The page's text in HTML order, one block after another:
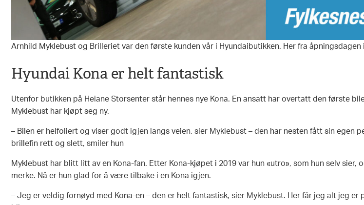
Arnhild Myklebust og Brilleriet var den første kunden vår i Hyundaibutikken. Her fra åpningsdagen
Hyundai Kona er helt fantastisk
Utenfor butikken på Heiane Storsenter står hennes nye Kona. En ansatt har overtatt den første
Myklebust har kjøpt seg ny.
– Bilen er helfoliert og viser godt igjen langs veien, sier Myklebust – den har nesten fått sin egen
brillefin rett og slett, smiler hun
Myklebust har blitt litt av en Kona-fan. Etter Kona-kjøpet i 2019 var hun «utro», som hun selv sier,
merke. Nå er hun glad for å være tilbake i en Kona igjen.
– Jeg er veldig fornøyd med Kona-en – den er helt fantastisk, sier Myklebust. Her får jeg alt jeg er